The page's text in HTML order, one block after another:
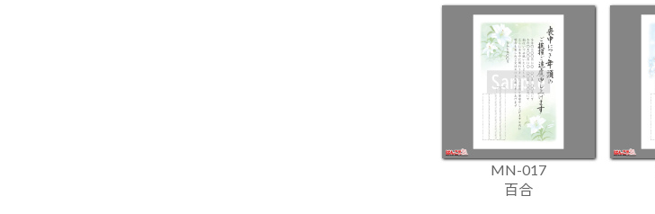
MN-017
百合